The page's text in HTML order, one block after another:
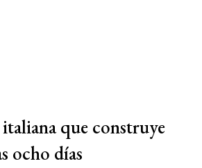
que construye
ocho días